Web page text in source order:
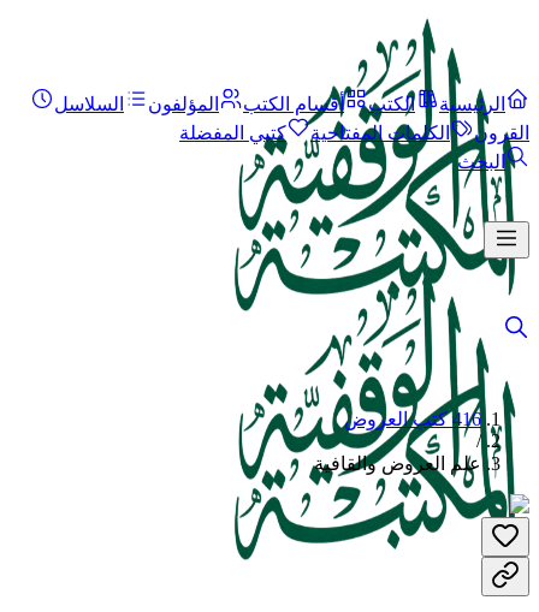
الرئيسية الكتب أقسام الكتب المؤلفون
السلاسل
القرون
الكلمات المفتاحية
كتبي المفضلة
البحث
416 كتب العروض
/
علم العروض والقافية